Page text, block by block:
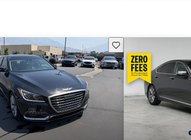
Guarda este Aviso